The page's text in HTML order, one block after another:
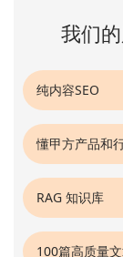
我们
纯内容SEO
懂甲方产品和
RAG 知识库
100篇高质量